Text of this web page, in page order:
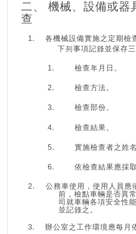
二、 機械、設備或器
查
各機械設備實施之定期檢
下列事項記錄並保存三
檢查年月日。
檢查方法。
檢查部份。
檢查結果。
實施檢查者之姓名
依檢查結果應採
公務車使用，使用人員應
前，檢點車輛是否異
司就車輛各項安全性
並記錄之。
辦公室之工作環境應每月